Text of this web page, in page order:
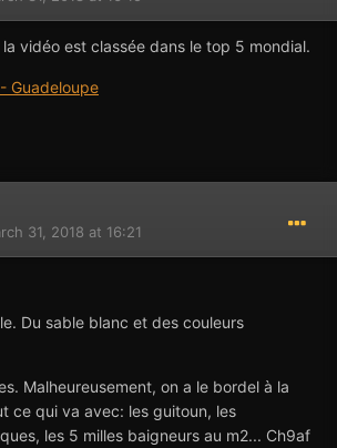
vidéo est classée dans le top 5 mondial.
31, 2018 at 16:21
Du sable blanc et des couleurs
Malheureusement, on a le bordel à la
ce qui va avec: les guitoun, les
les 5 milles baigneurs au m2... Ch9af